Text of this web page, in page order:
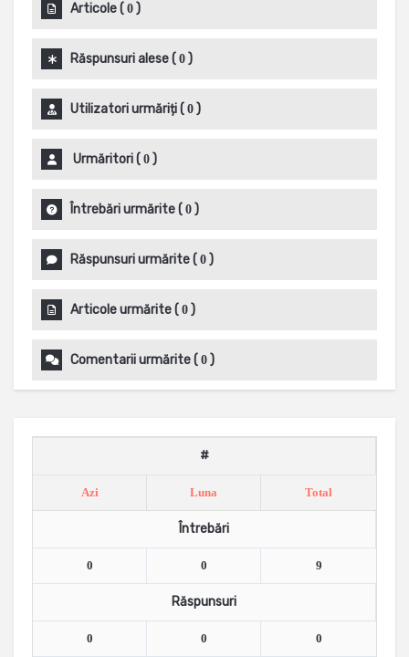
Articole( 0 )
Răspunsuri alese( 0 )
Utilizatori urmăriți( 0 )
Urmăritori( 0 )
Întrebări urmărite( 0 )
Răspunsuri urmărite( 0 )
Articole urmărite( 0 )
Comentarii urmărite( 0 )
#
Azi Luna Total
Întrebări
0 0 9
Răspunsuri
0 0 0